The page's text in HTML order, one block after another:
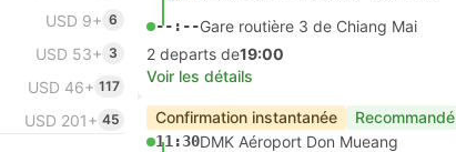
USD 9+ 6
USD 53+ 3
USD 46+ 117
USD 201+ 45
--:--Gare routière 3 de Chiang Mai
2 departs de19:00
Voir les détails
Confirmation instantanée Recommandé
11:30DMK Aéroport Don Mueang